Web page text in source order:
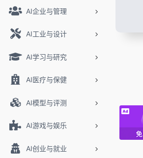
AI企业与管理
AI工业与设计
AI学习与研究
AI医疗与保健
AI模型与评测
AI游戏与娱乐
AI创业与就业